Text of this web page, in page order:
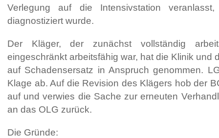
Verlegung auf die Intensivstation
diagnostiziert wurde.
Der Kläger, der zunächst vollständig
eingeschränkt arbeitsfähig war, hat die Klinik und
auf Schadensersatz in Anspruch genommen.
Klage ab. Auf die Revision des Klägers hob der
auf und verwies die Sache zur erneuten
an das OLG zurück.
Die Gründe: